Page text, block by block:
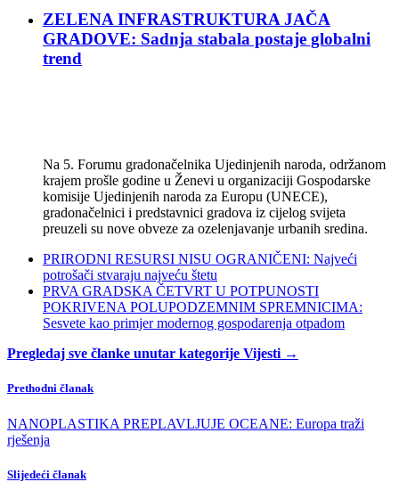
ZELENA INFRASTRUKTURA JAČA
GRADOVE: Sadnja stabala postaje globalni
trend
Na 5. Forumu gradonačelnika Ujedinjenih naroda, održanom
krajem prošle godine u Ženevi u organizaciji Gospodarske
komisije Ujedinjenih naroda za Europu (UNECE),
gradonačelnici i predstavnici gradova iz cijelog svijeta
preuzeli su nove obveze za ozelenjavanje urbanih sredina.
PRIRODNI RESURSI NISU OGRANIČENI: Najveći
potrošači stvaraju najveću štetu
PRVA GRADSKA ČETVRT U POTPUNOSTI
POKRIVENA POLUPODZEMNIM SPREMNICIMA:
Sesvete kao primjer modernog gospodarenja otpadom
Pregledaj sve članke unutar kategorije Vijesti →
Prethodni članak
NANOPLASTIKA PREPLAVLJUJE OCEANE: Europa traži
rješenja
Slijedeći članak